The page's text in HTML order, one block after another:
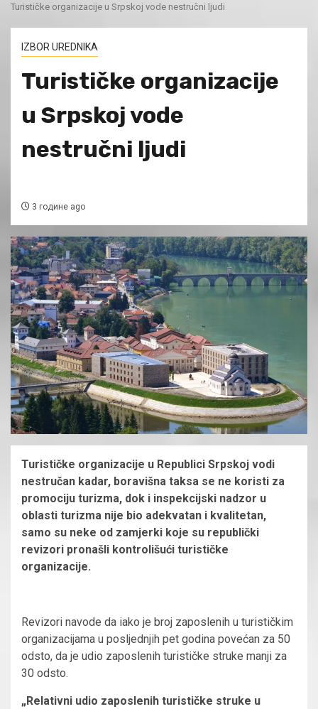
Turističke organizacije u Srpskoj vode nestručni ljudi
IZBOR UREDNIKA
Turističke organizacije
u Srpskoj vode
nestručni ljudi
3 године ago
Turističke organizacije u Republici Srpskoj vodi
nestručan kadar, boravišna taksa se ne koristi za
promociju turizma, dok i inspekcijski nadzor u
oblasti turizma nije bio adekvatan i kvalitetan,
samo su neke od zamjerki koje su republički
revizori pronašli kontrolišući turističke
organizacije.
Revizori navode da iako je broj zaposlenih u turističkim
organizacijama u posljednjih pet godina povećan za 50
odsto, da je udio zaposlenih turističke struke manji za
30 odsto.
„Relativni udio zaposlenih turističke struke u